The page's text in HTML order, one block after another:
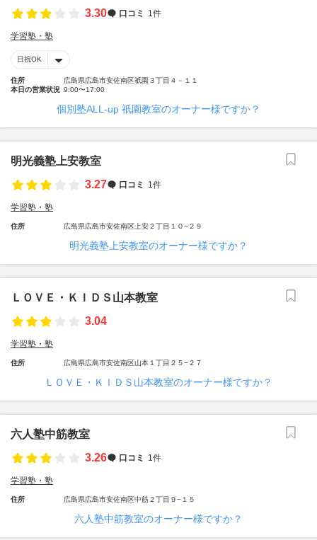
3.30
口コミ 1件
学習塾・塾
日祝OK
住所
広島県広島市安佐南区祇園３丁目４－１１
本日の営業状況 9:00〜17:00
個別塾ALL-up 祇園教室のオーナー様ですか？
明光義塾上安教室
3.27
口コミ 1件
学習塾・塾
住所 広島県広島市安佐南区上安２丁目１０−２９
明光義塾上安教室のオーナー様ですか？
ＬＯＶＥ・ＫＩＤＳ山本教室
3.04
学習塾・塾
住所 広島県広島市安佐南区山本１丁目２５−２７
ＬＯＶＥ・ＫＩＤＳ山本教室のオーナー様ですか？
六人塾中筋教室
3.26
口コミ 1件
学習塾・塾
住所 広島県広島市安佐南区中筋２丁目９−１５
六人塾中筋教室のオーナー様ですか？